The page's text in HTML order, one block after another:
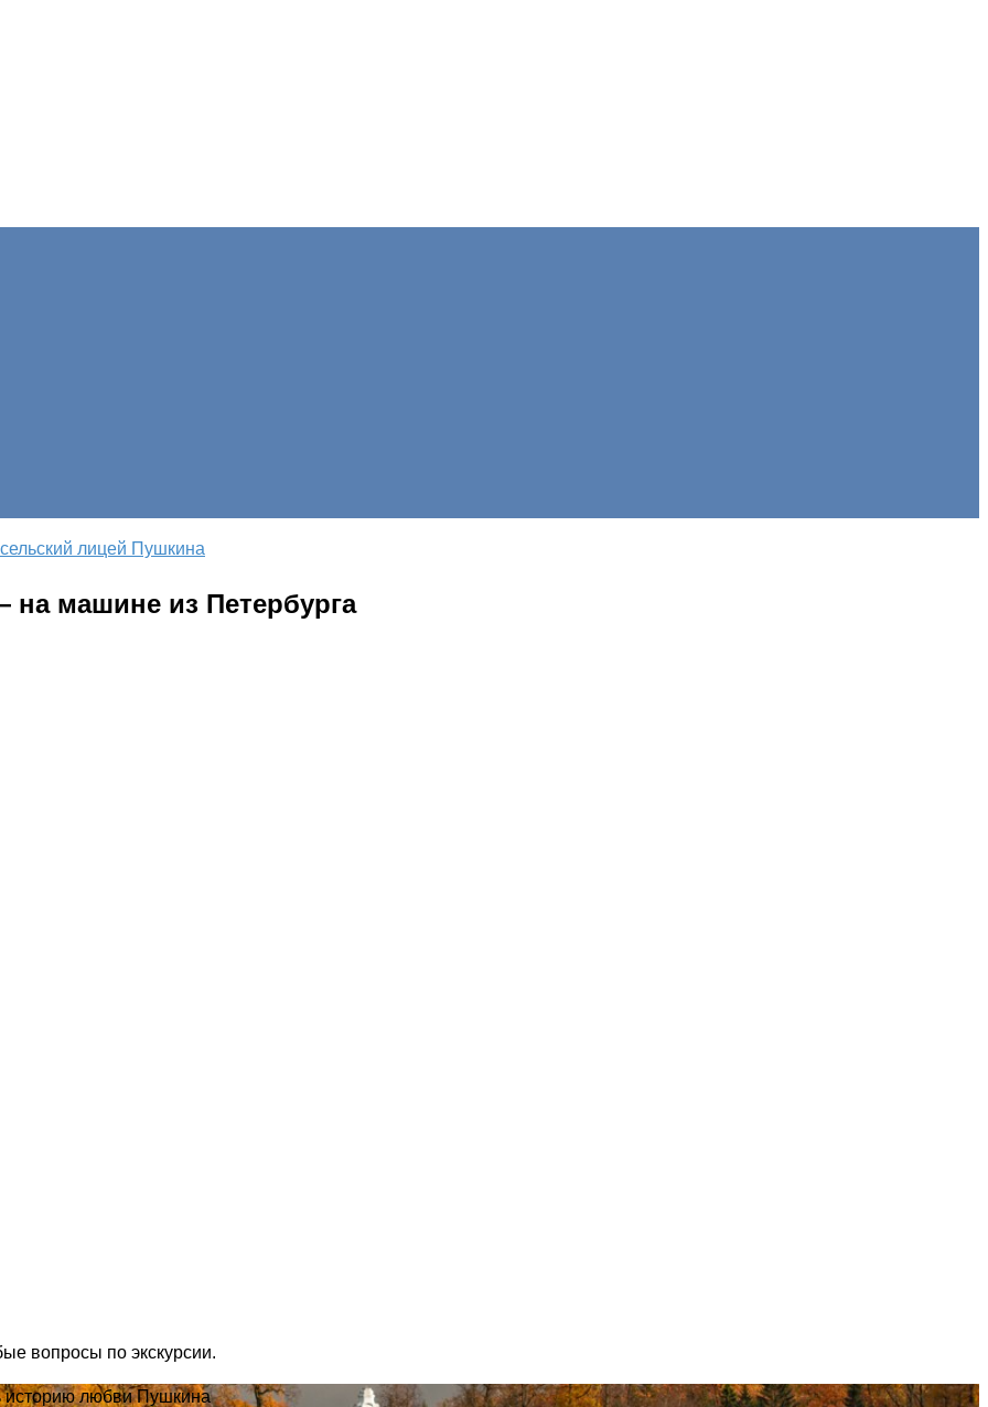
лицей Пушкина
машине из Петербурга
вопросы по экскурсии.
историю любви Пушкина